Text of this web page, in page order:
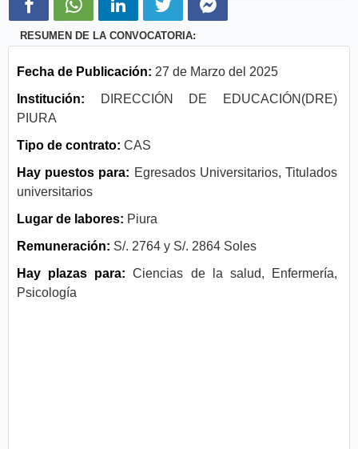
RESUMEN DE LA CONVOCATORIA:
Fecha de Publicación: 27 de Marzo del 2025
Institución: DIRECCIÓN DE EDUCACIÓN(DRE)
PIURA
Tipo de contrato: CAS
Hay puestos para: Egresados Universitarios, Titulados
universitarios
Lugar de labores: Piura
Remuneración: S/. 2764 y S/. 2864 Soles
Hay plazas para: Ciencias de la salud, Enfermería,
Psicología